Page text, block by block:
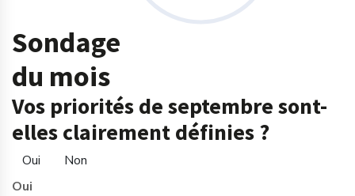
Sondage
du mois
Vos priorités de septembre sont-
elles clairement définies ?
Oui
Non
Oui